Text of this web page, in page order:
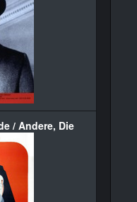
/ Andere, Die